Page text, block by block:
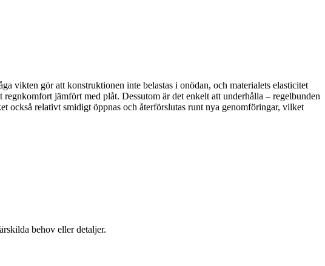
vikten gör att konstruktionen inte belastas i onödan, och materialets elasticitet
jämfört med plåt. Dessutom är det enkelt att underhålla – regelbunden
också relativt smidigt öppnas och återförslutas runt nya genomföringar, vilket
behov eller detaljer.